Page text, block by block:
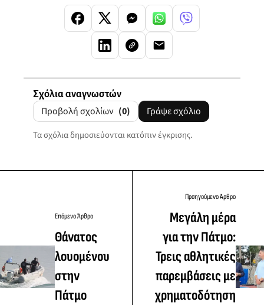
Σχόλια αναγνωστών
Προβολή σχολίων (0) Γράψε σχόλιο
Τα σχόλια δημοσιεύονται κατόπιν έγκρισης.
Επόμενο Άρθρο
Θάνατος
λουομένου
στην
Πάτμο
Προηγούμενο Άρθρο
Μεγάλη μέρα
για την Πάτμο:
Τρεις αθλητικές
παρεμβάσεις με
χρηματοδότηση